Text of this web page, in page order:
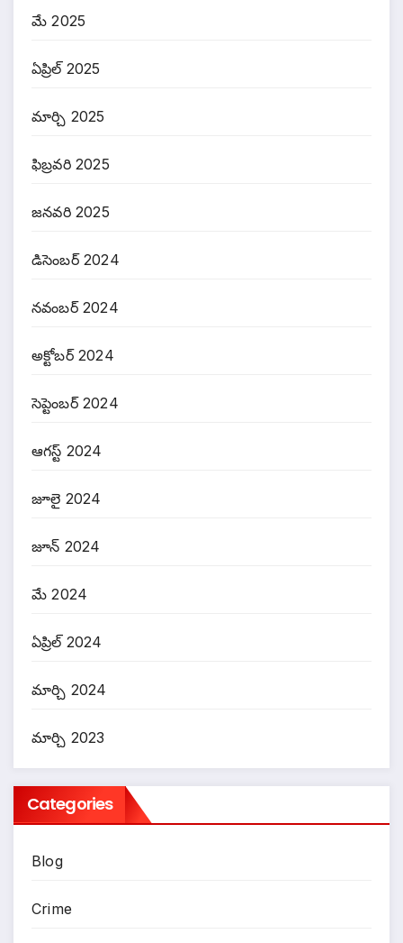
మే 2025
ఏప్రిల్ 2025
మార్చి 2025
ఫిబ్రవరి 2025
జనవరి 2025
డిసెంబర్ 2024
నవంబర్ 2024
అక్టోబర్ 2024
సెప్టెంబర్ 2024
ఆగస్ట్ 2024
జూలై 2024
జూన్ 2024
మే 2024
ఏప్రిల్ 2024
మార్చి 2024
మార్చి 2023
Categories
Blog
Crime